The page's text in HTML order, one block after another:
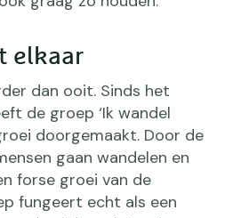
elkaar
dan ooit. Sinds het
de groep ‘Ik wandel
doorgemaakt. Door de
gaan wandelen en
forse groei van de
fungeert echt als een